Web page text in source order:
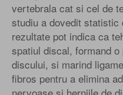
vertebrala cat si cel de
studiu a dovedit
rezultate pot indica ca
spatiul discal, formand
discului, si marind
fibros pentru a elimina
nervoase si herniile de